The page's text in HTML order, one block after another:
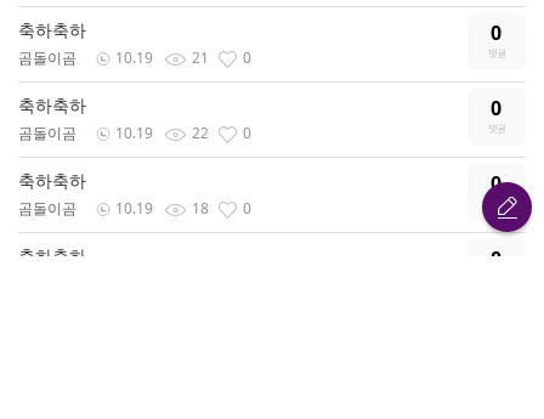
축하축하 0
곰돌이곰 10.19 21 0
축하축하 0
곰돌이곰 10.19 22 0
축하축하 0
곰돌이곰 10.19 18 0
축하축하 0